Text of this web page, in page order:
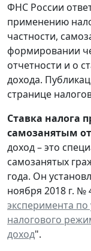
ФНС России
применению
частности,
формировании
отчетности и о
дохода.
странице
Ставка налога
самозанятым
доход – это
самозанятых
года. Он
ноября 2018 г. №
эксперимента
налогового
доход".